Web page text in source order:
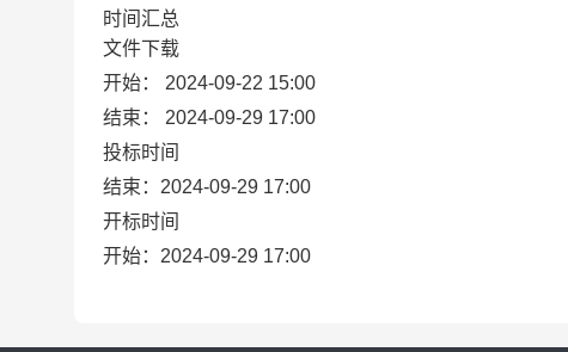
时间汇总
文件下载
开始： 2024-09-22 15:00
结束： 2024-09-29 17:00
投标时间
结束：2024-09-29 17:00
开标时间
开始：2024-09-29 17:00